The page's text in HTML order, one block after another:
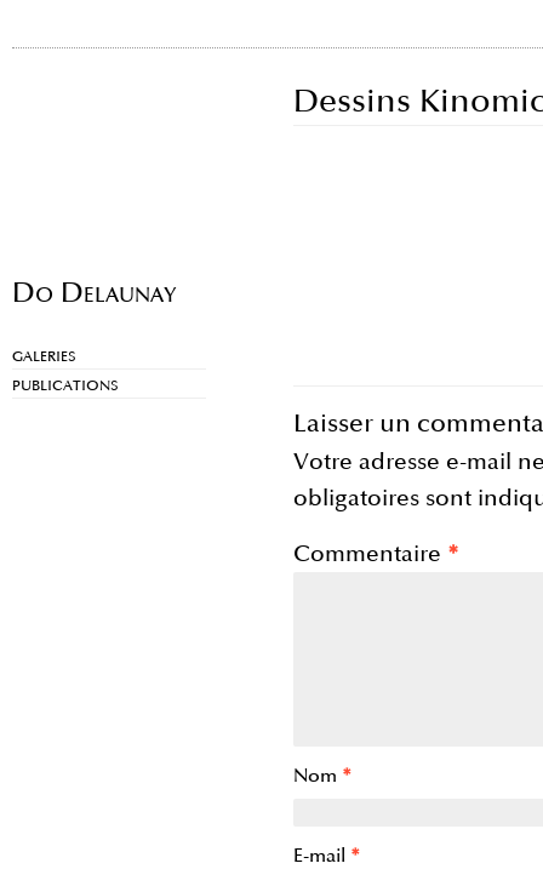
Do Delaunay
GALERIES
PUBLICATIONS
Dessins
Laisser un
Votre adresse e-mail
obligatoires sont
Commentaire *
Nom *
E-mail *